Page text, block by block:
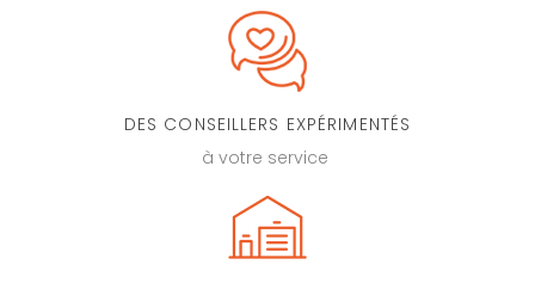
DES CONSEILLERS EXPÉRIMENTÉS
à votre service